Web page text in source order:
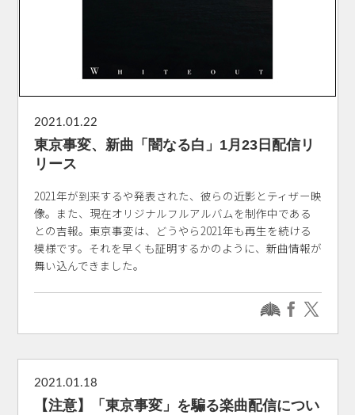
2021.01.22
東京事変、新曲「闇なる白」1月23日配信リ
リース
2021年が到来するや発表された、彼らの近影とティザー映
像。また、現在オリジナルフルアルバムを制作中である
との吉報。東京事変は、どうやら2021年も再生を続ける
模様です。それを早くも証明するかのように、新曲情報が
舞い込んできました。
2021.01.18
【注意】「東京事変」を騙る楽曲配信につい